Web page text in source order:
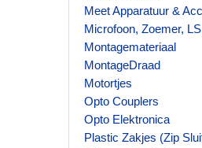
Meet Apparatuur &
Microfoon, Zoemer,
Montagemateriaal
MontageDraad
Motortjes
Opto Couplers
Opto Elektronica
Plastic Zakjes (Zip